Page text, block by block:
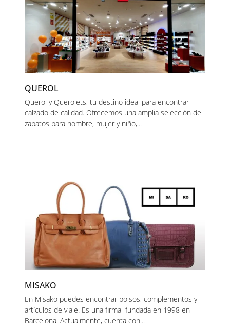
QUEROL
Querol y Querolets, tu destino ideal para encontrar
calzado de calidad. Ofrecemos una amplia selección de
zapatos para hombre, mujer y niño,...
MISAKO
En Misako puedes encontrar bolsos, complementos y
artículos de viaje. Es una firma fundada en 1998 en
Barcelona. Actualmente, cuenta con...